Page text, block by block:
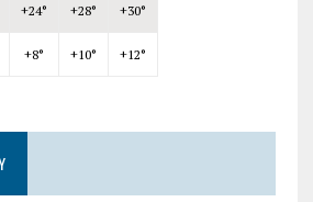
+24° +28° +30°
+8° +10° +12°